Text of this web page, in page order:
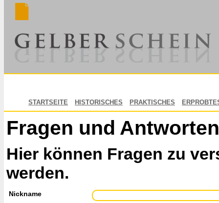
STARTSEITE HISTORISCHES PRAKTISCHES
Fragen und Antworten
Hier können Fragen zu
werden.
Nickname